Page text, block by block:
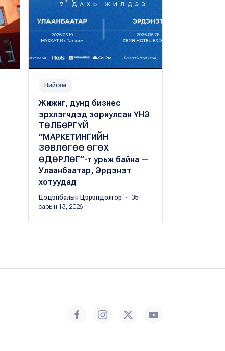
Нийгэм
Жижиг, дунд бизнес
эрхлэгчдэд зориулсан ҮНЭ
ТӨЛБӨРГҮЙ
“МАРКЕТИНГИЙН
ЗӨВЛӨГӨӨ ӨГӨХ
ӨДӨРЛӨГ”-т урьж байна —
Улаанбаатар, Эрдэнэт
хотуудад
Цэдэнбалын Цэрэндолгор
・ 05
сарын 13, 2026